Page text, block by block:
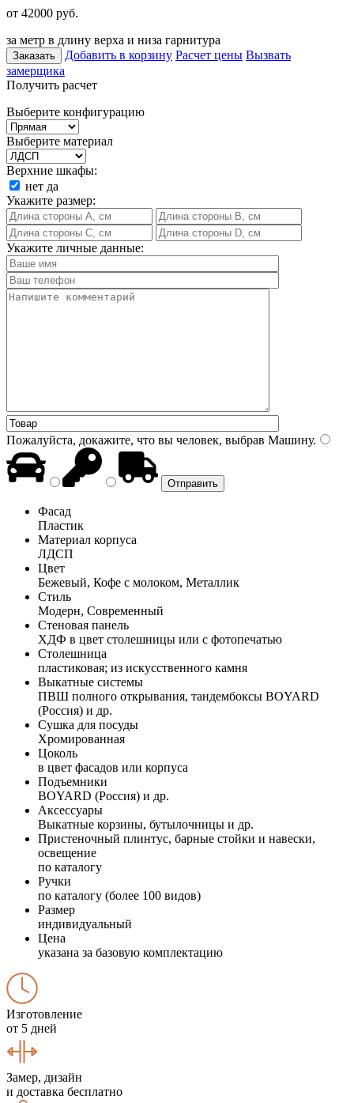
от 42000 руб.
за метр в длину верха и низа гарнитура
Заказать Добавить в корзину Расчет цены Вызвать
замерщика
Получить расчет
Выберите конфигурацию
Выберите материал
Верхние шкафы:
нет да
Укажите размер:
Укажите личные данные:
Пожалуйста, докажите, что вы человек, выбрав Машину.
Фасад
Пластик
Материал корпуса
ЛДСП
Цвет
Бежевый, Кофе с молоком, Металлик
Стиль
Модерн, Современный
Стеновая панель
ХДФ в цвет столешницы или с фотопечатью
Столешница
пластиковая; из искусственного камня
Выкатные системы
ПВШ полного открывания, тандембоксы BOYARD
(Россия) и др.
Сушка для посуды
Хромированная
Цоколь
в цвет фасадов или корпуса
Подъемники
BOYARD (Россия) и др.
Аксессуары
Выкатные корзины, бутылочницы и др.
Пристеночный плинтус, барные стойки и навески,
освещение
по каталогу
Ручки
по каталогу (более 100 видов)
Размер
индивидуальный
Цена
указана за базовую комплектацию
Изготовление
от 5 дней
Замер, дизайн
и доставка бесплатно